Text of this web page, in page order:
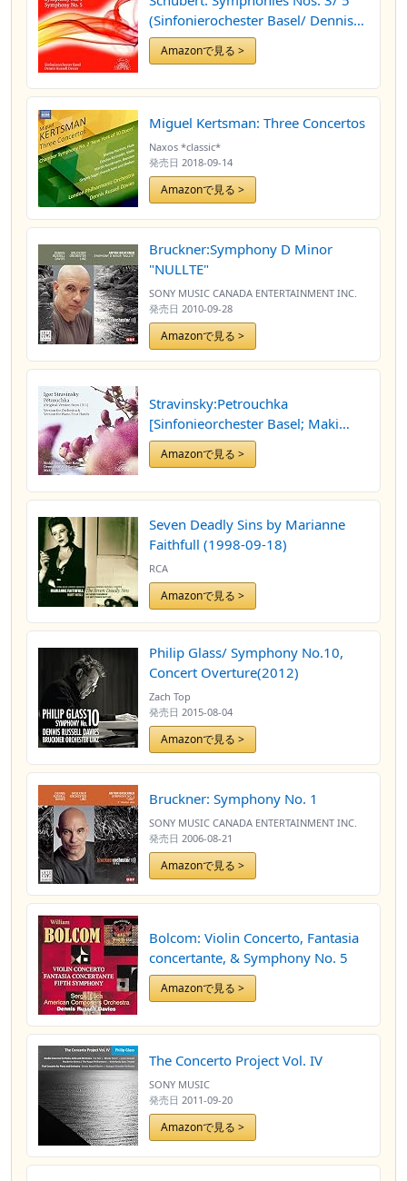
(Sinfonierochester Basel/ Dennis
Russell Davies) (Solo Musica: SOB
001) by Sinfonierochester Basel
Amazonで見る >
Miguel Kertsman: Three Concertos
Naxos *classic*
発売日 2018-09-14
Amazonで見る >
Bruckner:Symphony D Minor
"NULLTE"
SONY MUSIC CANADA ENTERTAINMENT INC.
発売日 2010-09-28
Amazonで見る >
Stravinsky:Petrouchka
[Sinfonieorchester Basel; Maki
Namekawa, Dennis Russell Davies]
[SOLO MUSICA: SOB11] by
Amazonで見る >
Seven Deadly Sins by Marianne
Faithfull (1998-09-18)
RCA
Amazonで見る >
Philip Glass/ Symphony No.10,
Concert Overture(2012)
Zach Top
発売日 2015-08-04
Amazonで見る >
Bruckner: Symphony No. 1
SONY MUSIC CANADA ENTERTAINMENT INC.
発売日 2006-08-21
Amazonで見る >
Bolcom: Violin Concerto, Fantasia
concertante, & Symphony No. 5
Amazonで見る >
The Concerto Project Vol. IV
SONY MUSIC
発売日 2011-09-20
Amazonで見る >